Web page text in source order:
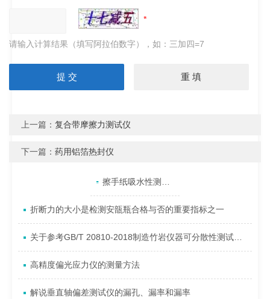
请输入计算结果（填写阿拉伯数字），如：三加四=7
上一篇：复合带摩擦力测试仪
下一篇：药用铝箔热封仪
相关文章 擦手纸吸水性测定仪的技术标准
折断力的大小是检测安瓿瓶合格与否的重要指标之一
关于参考GB/T 20810-2018制造竹岩仪器可分散性测试仪说明
高精度偏光应力仪的测量方法
解说垂直轴偏差测试仪的漏孔、漏率和漏率